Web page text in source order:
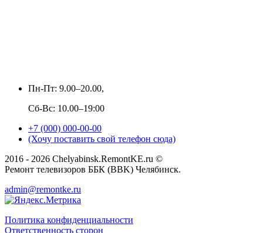
Пн-Пт: 9.00–20.00,
Сб-Вс: 10.00–19:00
+7 (000) 000-00-00
(Хочу поставить свой телефон сюда)
2016 - 2026 Chelyabinsk.RemontKE.ru ©
Ремонт телевизоров ББК (BBK) Челябинск.
admin@remontke.ru
Политика конфиденциальности
Ответственность сторон